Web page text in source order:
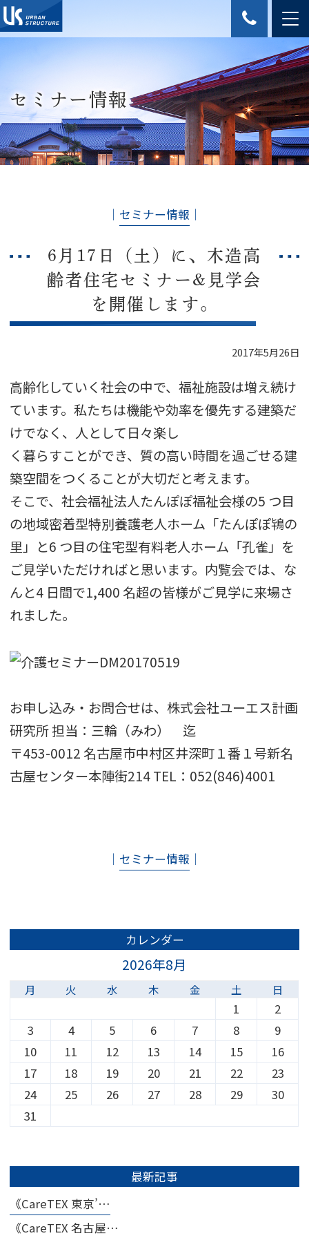
セミナー情報
│ セミナー情報 │
6月17日（土）に、木造高
齢者住宅セミナー&見学会
を開催します。
2017年5月26日
高齢化していく社会の中で、福祉施設は増え続け
ています。私たちは機能や効率を優先する建築だ
けでなく、人として日々楽し
く暮らすことができ、質の高い時間を過ごせる建
築空間をつくることが大切だと考えます。
そこで、社会福祉法人たんぽぽ福祉会様の5 つ目
の地域密着型特別養護老人ホーム「たんぽぽ鴇の
里」と6 つ目の住宅型有料老人ホーム「孔雀」を
ご見学いただければと思います。内覧会では、な
んと4 日間で1,400 名超の皆様がご見学に来場さ
れました。
お申し込み・お問合せは、株式会社ユーエス計画
研究所 担当：三輪（みわ） 迄
〒453-0012 名古屋市中村区井深町１番１号新名
古屋センター本陣街214 TEL：052(846)4001
│ セミナー情報 │
カレンダー
2026年8月
月 火 水 木 金 土 日
1
2
3
4 5 6 7 8
9
10
11 12 13 14 15
16
17
18 19 20 21 22
23
24
25 26 27 28 29
30
31
最新記事
《CareTEX 東京’…
《CareTEX 名古屋…